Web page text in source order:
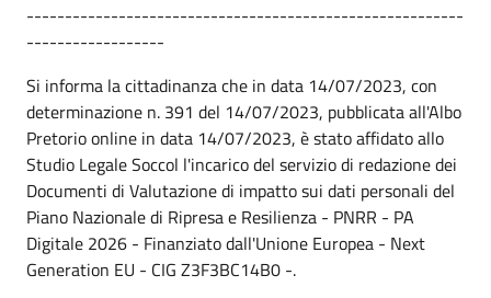
---------------------------------------------------------
------------------
Si informa la cittadinanza che in data 14/07/2023, con
determinazione n. 391 del 14/07/2023, pubblicata all'Albo
Pretorio online in data 14/07/2023, è stato affidato allo
Studio Legale Soccol l'incarico del servizio di redazione dei
Documenti di Valutazione di impatto sui dati personali del
Piano Nazionale di Ripresa e Resilienza - PNRR - PA
Digitale 2026 - Finanziato dall'Unione Europea - Next
Generation EU - CIG Z3F3BC14B0 -.